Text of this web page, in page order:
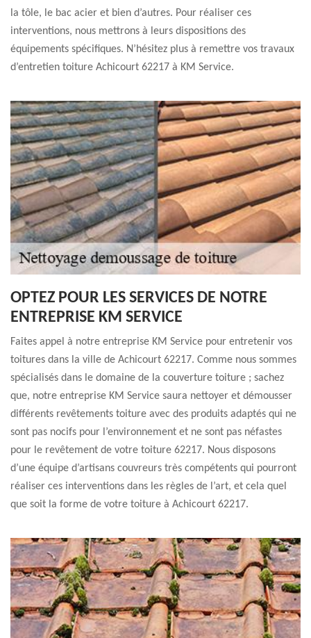
la tôle, le bac acier et bien d’autres. Pour réaliser ces
interventions, nous mettrons à leurs dispositions des
équipements spécifiques. N’hésitez plus à remettre vos travaux
d’entretien toiture Achicourt 62217 à KM Service.
OPTEZ POUR LES SERVICES DE NOTRE
ENTREPRISE KM SERVICE
Faites appel à notre entreprise KM Service pour entretenir vos
toitures dans la ville de Achicourt 62217. Comme nous sommes
spécialisés dans le domaine de la couverture toiture ; sachez
que, notre entreprise KM Service saura nettoyer et démousser
différents revêtements toiture avec des produits adaptés qui ne
sont pas nocifs pour l’environnement et ne sont pas néfastes
pour le revêtement de votre toiture 62217. Nous disposons
d’une équipe d’artisans couvreurs très compétents qui pourront
réaliser ces interventions dans les règles de l’art, et cela quel
que soit la forme de votre toiture à Achicourt 62217.